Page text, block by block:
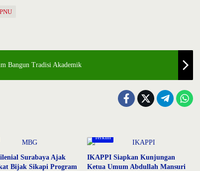
Bangun Tradisi Akademik
Surabaya Ajak
Bijak Sikapi Program
Terkini
IKAPPI Siapkan Kunjungan
Ketua Umum Abdullah Mansuri